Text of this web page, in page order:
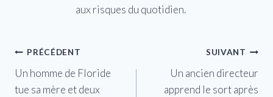
aux risques du quotidien.
Navigation
de
PRÉCÉDENT
Un homme de Floride
tue sa mère et deux
SUIVANT
Un ancien directeur
apprend le sort après